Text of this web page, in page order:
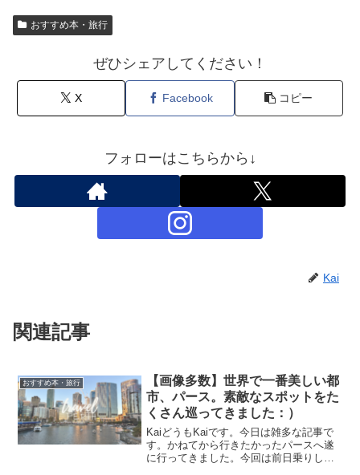
おすすめ本・旅行
ぜひシェアしてください！
X Facebook コピー
フォローはこちらから↓
Kai
関連記事
おすすめ本・旅行
【画像多数】世界で一番美しい都
市、パース。素敵なスポットをた
くさん巡ってきました：）
KaiどうもKaiです。今日は雑多な記事で
す。かねてから行きたかったパースへ遂
に行ってきました。今回は前日乗りして